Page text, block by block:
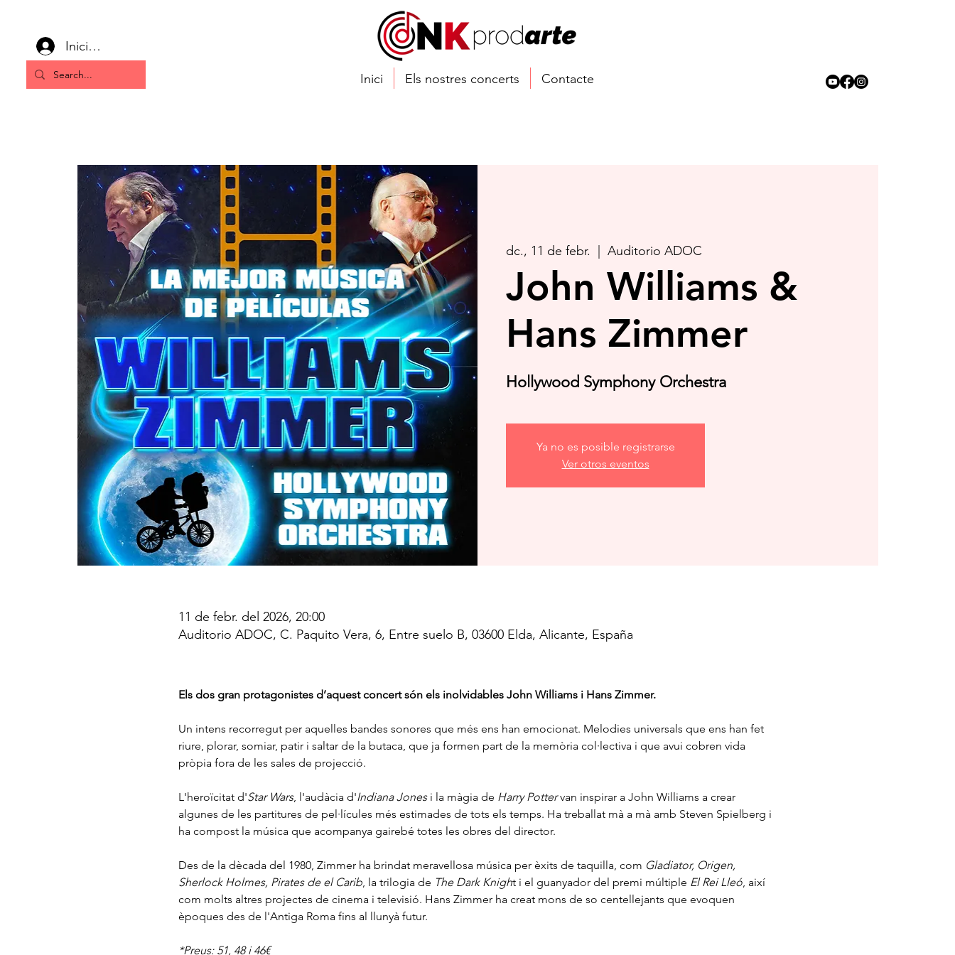
Inicia la sessió
Inici Els nostres concerts Contacte
dc., 11 de febr. Auditorio ADOC
John Williams &
Hans Zimmer
Hollywood Symphony Orchestra
Ya no es posible registrarse
Ver otros eventos
11 de febr. del 2026, 20:00
Auditorio ADOC, C. Paquito Vera, 6, Entre suelo B, 03600 Elda, Alicante, España
Els dos gran protagonistes d’aquest concert són els inolvidables John Williams i Hans Zimmer.
Un intens recorregut per aquelles bandes sonores que més ens han emocionat. Melodies universals que ens han fet
riure, plorar, somiar, patir i saltar de la butaca, que ja formen part de la memòria col·lectiva i que avui cobren vida
pròpia fora de les sales de projecció.
L'heroïcitat d'Star Wars, l'audàcia d'Indiana Jones i la màgia de Harry Potter van inspirar a John Williams a crear
algunes de les partitures de pel·lícules més estimades de tots els temps. Ha treballat mà a mà amb Steven Spielberg i
ha compost la música que acompanya gairebé totes les obres del director.
Des de la dècada del 1980, Zimmer ha brindat meravellosa música per èxits de taquilla, com Gladiator, Origen,
Sherlock Holmes, Pirates de el Carib, la trilogia de The Dark Knight i el guanyador del premi múltiple El Rei Lleó, així
com molts altres projectes de cinema i televisió. Hans Zimmer ha creat mons de so centellejants que evoquen
èpoques des de l'Antiga Roma fins al llunyà futur.
*Preus: 51, 48 i 46€